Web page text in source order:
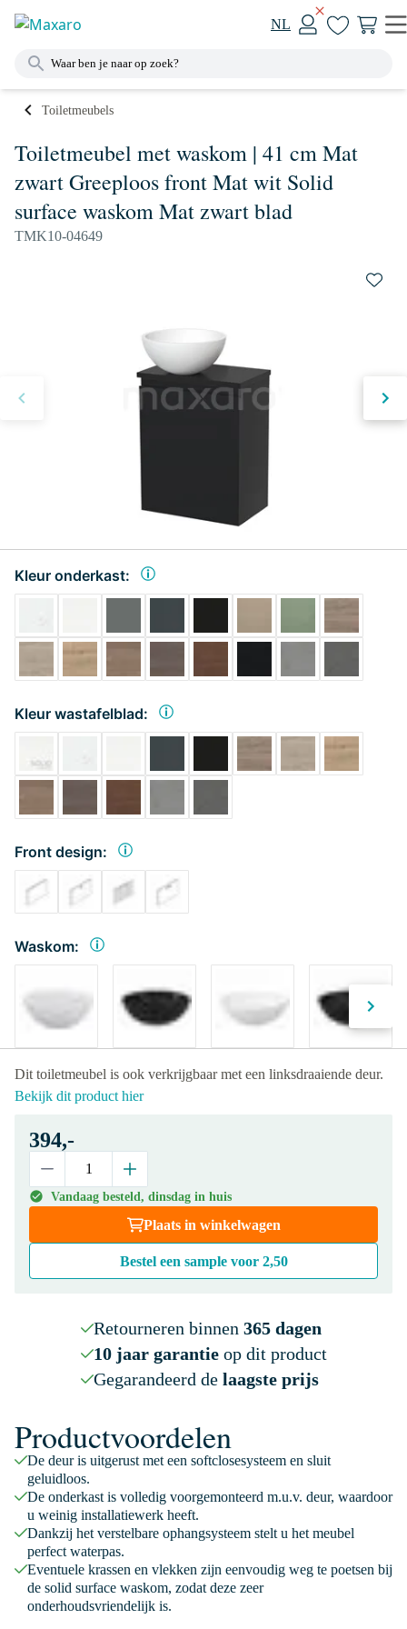
NL
Toiletmeubels
Toiletmeubel met waskom | 41 cm Mat
zwart Greeploos front Mat wit Solid
surface waskom Mat zwart blad
TMK10-04649
Kleur onderkast:
Kleur wastafelblad:
Front design:
Waskom:
Dit toiletmeubel is ook verkrijgbaar met een linksdraaiende deur.
Bekijk dit product hier
394,-
Vandaag besteld, dinsdag in huis
Plaats in winkelwagen
Bestel een sample voor 2,50
Retourneren binnen 365 dagen
10 jaar garantieop dit product
Gegarandeerd de laagste prijs
Productvoordelen
De deur is uitgerust met een softclosesysteem en sluit
geluidloos.
De onderkast is volledig voorgemonteerd m.u.v. deur, waardoor
u weinig installatiewerk heeft.
Dankzij het verstelbare ophangsysteem stelt u het meubel
perfect waterpas.
Eventuele krassen en vlekken zijn eenvoudig weg te poetsen bij
de solid surface waskom, zodat deze zeer
onderhoudsvriendelijk is.